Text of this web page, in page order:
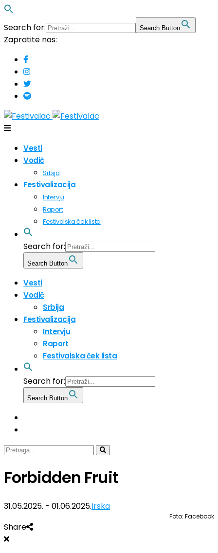
Search for: Search Button
Zapratite nas:
Vesti
Vodič
Srbija
Festivalizacija
Intervju
Raport
Festivalska ček lista
Search for:
Search Button
Vesti
Vodič
Srbija
Festivalizacija
Intervju
Raport
Festivalska ček lista
Search for:
Search Button
Forbidden Fruit
31.05.2025. - 01.06.2025.Irska
Foto: Facebook
Share